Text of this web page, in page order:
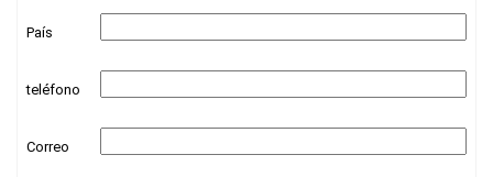
País
teléfono
Correo